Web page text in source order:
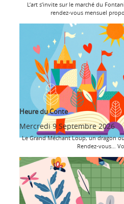
L’art s’invite sur le marché du
rendez-vous mensuel
Heure du Conte
Mercredi 9 Septembre 2026
Le Grand Méchant Loup, un dragon
Rendez-vous…